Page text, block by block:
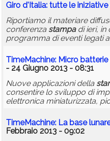
Giro d'Italia: tutte le iniziative
Riportiamo il materiare
conferenza stampadi ieri, in
programma di eventi legati
TimeMachine: Micro
- 24 Giugno 2013 - 08:31
Nuove applicazioni della
consentire lo sviluppo di
elettronica miniaturizzata,
TimeMachine: La base
Febbraio 2013 - 09:02